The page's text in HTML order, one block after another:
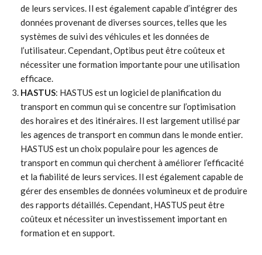
de leurs services. Il est également capable d’intégrer des
données provenant de diverses sources, telles que les
systèmes de suivi des véhicules et les données de
l’utilisateur. Cependant, Optibus peut être coûteux et
nécessiter une formation importante pour une utilisation
efficace.
HASTUS: HASTUS est un logiciel de planification du
transport en commun qui se concentre sur l’optimisation
des horaires et des itinéraires. Il est largement utilisé par
les agences de transport en commun dans le monde entier.
HASTUS est un choix populaire pour les agences de
transport en commun qui cherchent à améliorer l’efficacité
et la fiabilité de leurs services. Il est également capable de
gérer des ensembles de données volumineux et de produire
des rapports détaillés. Cependant, HASTUS peut être
coûteux et nécessiter un investissement important en
formation et en support.